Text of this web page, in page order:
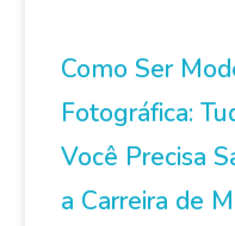
Como Ser
Fotográfica:
Você Precisa
a Carreira de